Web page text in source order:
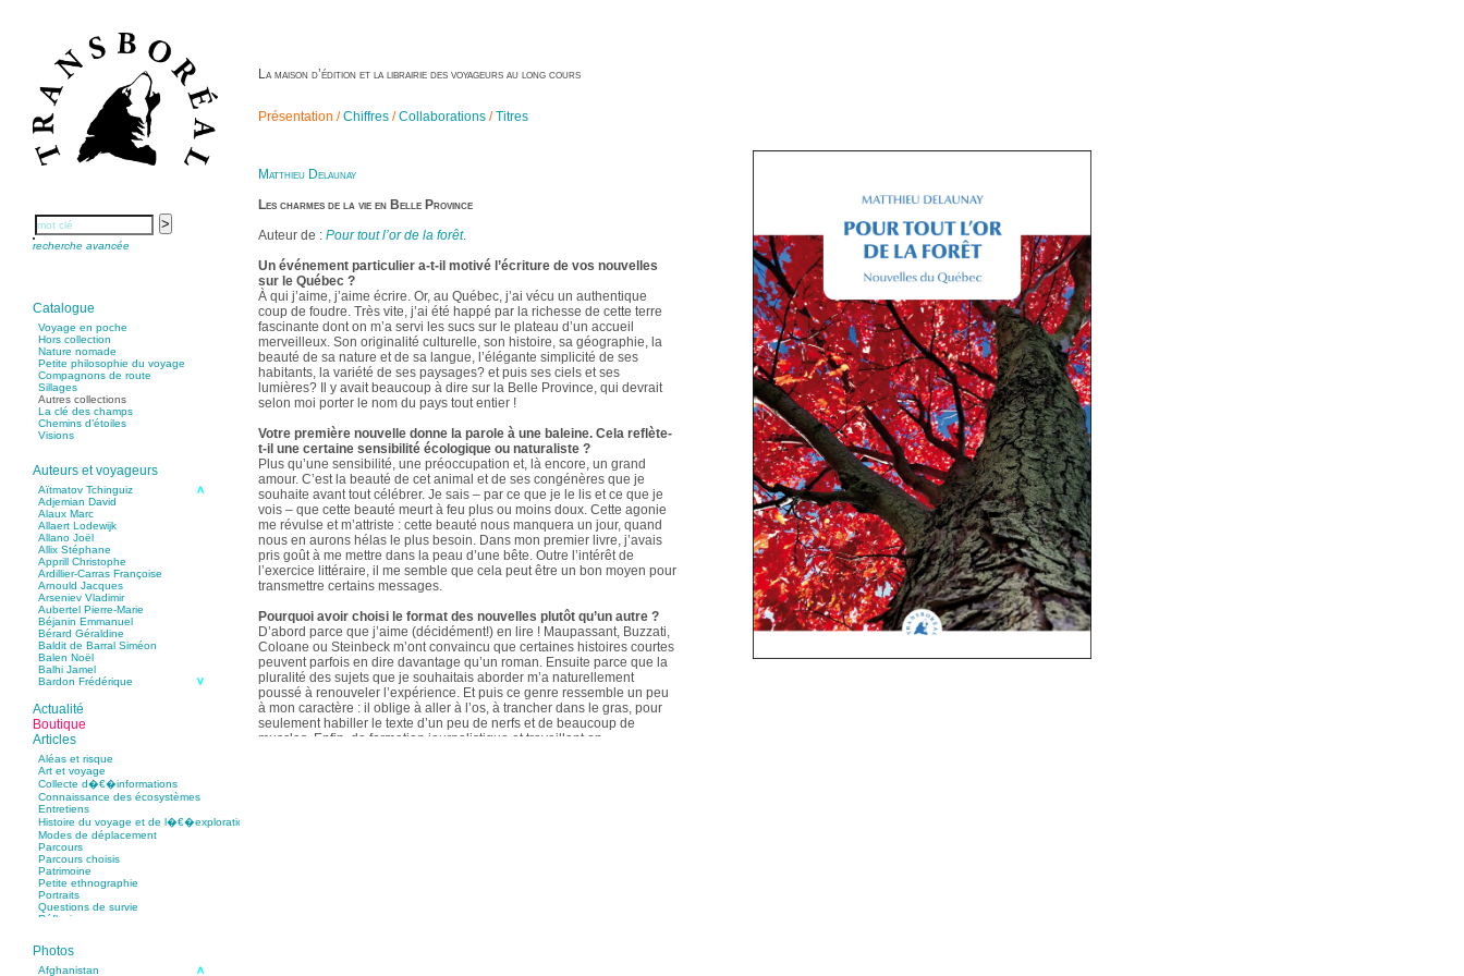
recherche avancée
Catalogue
Voyage en poche
Hors collection
Nature nomade
Petite philosophie du voyage
Compagnons de route
Sillages
Autres collections
La clé des champs
Chemins d’étoiles
Visions
Auteurs et voyageurs
Aïtmatov Tchinguiz
Adjemian David
Alaux Marc
Allaert Lodewijk
Allano Joël
Allix Stéphane
Apprill Christophe
Ardillier-Carras Françoise
Arnould Jacques
Arseniev Vladimir
Aubertel Pierre-Marie
Béjanin Emmanuel
Bérard Géraldine
Baldit de Barral Siméon
Balen Noël
Balhi Jamel
Bardon Frédérique
Bastide Fabien
Baudin Julie
Baujard Jacques
Bazin Sylvain
Bellanger Marc
Bellec Hervé
Belleville Régis
Benestar Géraldine
Benoist Yann
Bertrand Jordane
Bertrandy Antoine
Bezsonov Youri
Bideau Michel-Cosme
Billard Yannick
Blanchet Anne-Lise
Bluntzer Christophe
Bobin Mathieu
Boch Anne-Laure
Boch Julie
Boillot Henri
Bonnem Éric
Boudart Jean-Louis
Actualité
Boutique
Articles
Aléas et risque
Art et voyage
Collecte d�€�informations
Connaissance des écosystèmes
Entretiens
Histoire du voyage et de l�€�exploration
Modes de déplacement
Parcours
Parcours choisis
Patrimoine
Petite ethnographie
Portraits
Questions de survie
Réflexions
Photos
Afghanistan
La maison d’édition et la librairie des voyageurs au long cours
Présentation /Chiffres /Collaborations /Titres
Matthieu Delaunay
Les charmes de la vie en Belle Province
Auteur de : Pour tout l’or de la forêt.
Un événement particulier a-t-il motivé l’écriture de vos nouvelles
sur le Québec ?
À qui j’aime, j’aime écrire. Or, au Québec, j’ai vécu un authentique
coup de foudre. Très vite, j’ai été happé par la richesse de cette terre
fascinante dont on m’a servi les sucs sur le plateau d’un accueil
merveilleux. Son originalité culturelle, son histoire, sa géographie, la
beauté de sa nature et de sa langue, l’élégante simplicité de ses
habitants, la variété de ses paysages? et puis ses ciels et ses
lumières? Il y avait beaucoup à dire sur la Belle Province, qui devrait
selon moi porter le nom du pays tout entier !
Votre première nouvelle donne la parole à une baleine. Cela reflète-
t-il une certaine sensibilité écologique ou naturaliste ?
Plus qu’une sensibilité, une préoccupation et, là encore, un grand
amour. C’est la beauté de cet animal et de ses congénères que je
souhaite avant tout célébrer. Je sais – par ce que je le lis et ce que je
vois – que cette beauté meurt à feu plus ou moins doux. Cette agonie
me révulse et m’attriste : cette beauté nous manquera un jour, quand
nous en aurons hélas le plus besoin. Dans mon premier livre, j’avais
pris goût à me mettre dans la peau d’une bête. Outre l’intérêt de
l’exercice littéraire, il me semble que cela peut être un bon moyen pour
transmettre certains messages.
Pourquoi avoir choisi le format des nouvelles plutôt qu’un autre ?
D’abord parce que j’aime (décidément!) en lire ! Maupassant, Buzzati,
Coloane ou Steinbeck m’ont convaincu que certaines histoires courtes
peuvent parfois en dire davantage qu’un roman. Ensuite parce que la
pluralité des sujets que je souhaitais aborder m’a naturellement
poussé à renouveler l’expérience. Et puis ce genre ressemble un peu
à mon caractère : il oblige à aller à l’os, à trancher dans le gras, pour
seulement habiller le texte d’un peu de nerfs et de beaucoup de
muscles. Enfin, de formation journalistique et travaillant en